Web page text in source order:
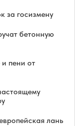
за госизмену
бетонную
пени от
лань